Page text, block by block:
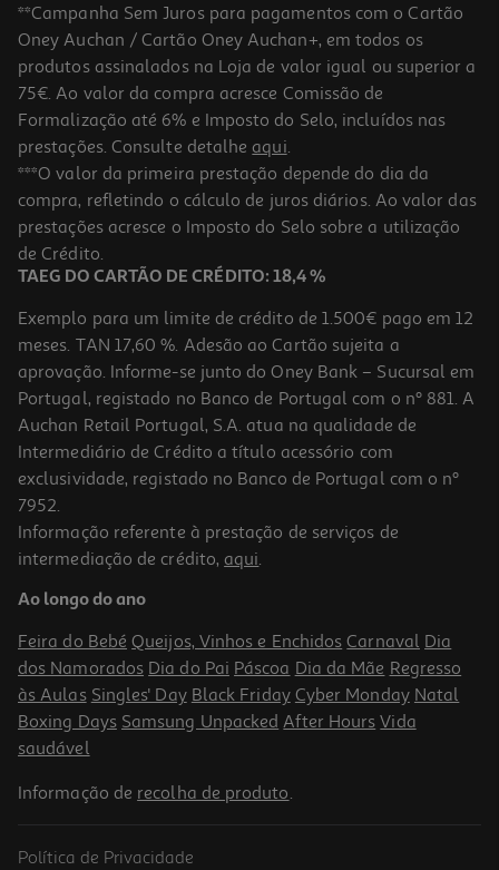
Vidro Temperado Qilive 2.5d Iphone 16 Plus/15 Plus
4.99 €/un
4,99 €
Vidro Temperado Qilive 600168418 Samsung A35/a55 5g
2.99 €/un
2,99 €
**Campanha Sem Juros para pagamentos com o Cartão
Oney Auchan / Cartão Oney Auchan+, em todos os
produtos assinalados na Loja de valor igual ou superior a
75€. Ao valor da compra acresce Comissão de
Formalização até 6% e Imposto do Selo, incluídos nas
prestações. Consulte detalhe aqui.
***O valor da primeira prestação depende do dia da
compra, refletindo o cálculo de juros diários. Ao valor das
prestações acresce o Imposto do Selo sobre a utilização
de Crédito.
TAEG DO CARTÃO DE CRÉDITO: 18,4 %
Exemplo para um limite de crédito de 1.500€ pago em 12
meses. TAN 17,60 %. Adesão ao Cartão sujeita a
aprovação. Informe-se junto do Oney Bank – Sucursal em
Portugal, registado no Banco de Portugal com o nº 881. A
Auchan Retail Portugal, S.A. atua na qualidade de
Intermediário de Crédito a título acessório com
exclusividade, registado no Banco de Portugal com o nº
7952.
Informação referente à prestação de serviços de
intermediação de crédito, aqui.
Ao longo do ano
Feira do Bebé Queijos, Vinhos e Enchidos Carnaval Dia
dos Namorados Dia do Pai Páscoa Dia da Mãe Regresso
às Aulas Singles' Day Black Friday Cyber Monday Natal
Boxing Days Samsung Unpacked After Hours Vida
saudável
Informação de recolha de produto.
Política de Privacidade